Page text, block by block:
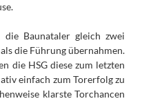
die Baunataler gleich zwei
die Führung übernahmen.
die HSG diese zum letzten
einfach zum Torerfolg zu
klarste Torchancen